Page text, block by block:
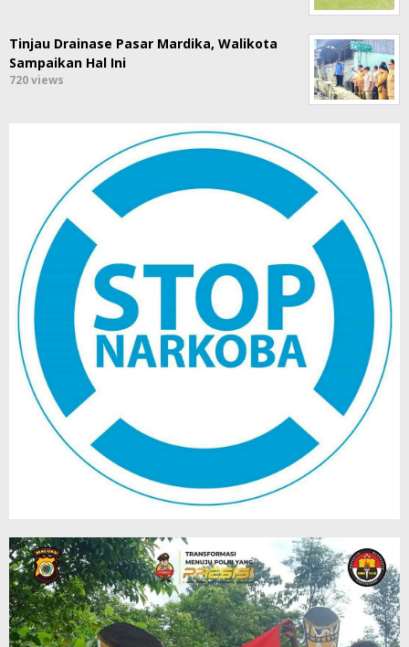
Tinjau Drainase Pasar Mardika, Walikota
Sampaikan Hal Ini
720 views